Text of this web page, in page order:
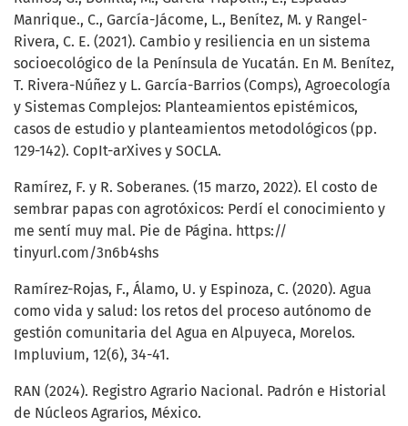
Manrique., C., García-Jácome, L., Benítez, M. y Rangel-
Rivera, C. E. (2021). Cambio y resiliencia en un sistema
socioecológico de la Península de Yucatán. En M. Benítez,
T. Rivera-Núñez y L. García-Barrios (Comps), Agroecología
y Sistemas Complejos: Planteamientos epistémicos,
casos de estudio y planteamientos metodológicos (pp.
129-142). CopIt-arXives y SOCLA.
Ramírez, F. y R. Soberanes. (15 marzo, 2022). El costo de
sembrar papas con agrotóxicos: Perdí el conocimiento y
me sentí muy mal. Pie de Página. https://
tinyurl.com/3n6b4shs
Ramírez-Rojas, F., Álamo, U. y Espinoza, C. (2020). Agua
como vida y salud: los retos del proceso autónomo de
gestión comunitaria del Agua en Alpuyeca, Morelos.
Impluvium, 12(6), 34-41.
RAN (2024). Registro Agrario Nacional. Padrón e Historial
de Núcleos Agrarios, México.